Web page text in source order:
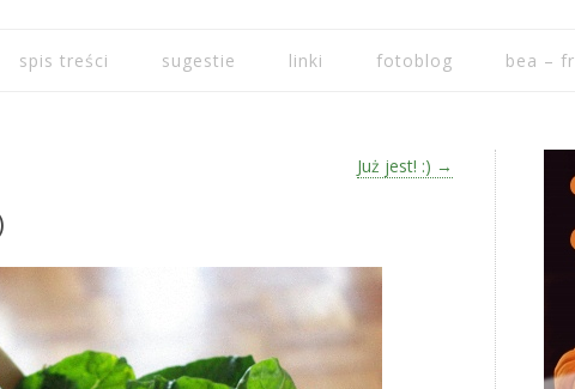
spis treści sugestie linki fotoblog bea – fr
Już jest! :) →